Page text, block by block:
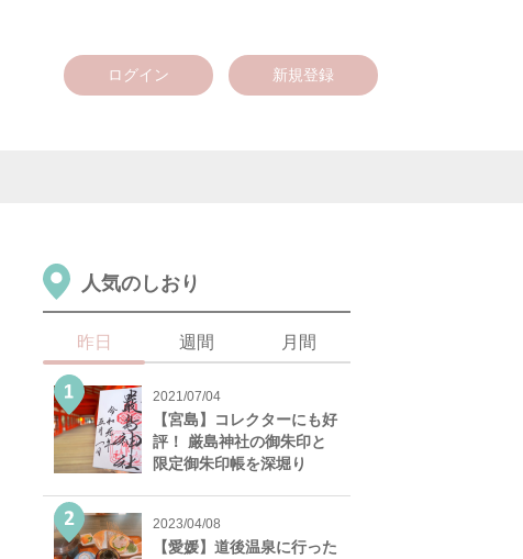
ログイン 新規登録
人気のしおり
昨日 週間 月間
2021/07/04
【宮島】コレクターにも好
評！ 厳島神社の御朱印と
限定御朱印帳を深堀り
2023/04/08
【愛媛】道後温泉に行った